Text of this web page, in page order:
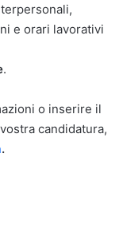
e orari lavorativi
.
o inserire il
candidatura,
.